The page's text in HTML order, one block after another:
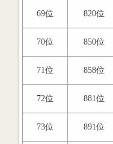
69位 820位
70位 850位
71位 858位
72位 881位
73位 891位